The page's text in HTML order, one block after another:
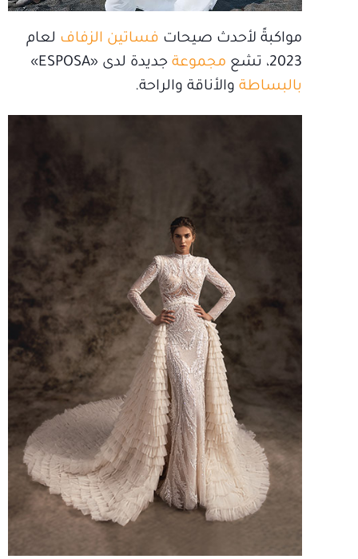
مواكبةً لأحدث صيحات فساتين الزفاف لعام
2023، تشع
مجموعة جديدة لدى «ESPOSA»
بالبساطة والأناقة والراحة.